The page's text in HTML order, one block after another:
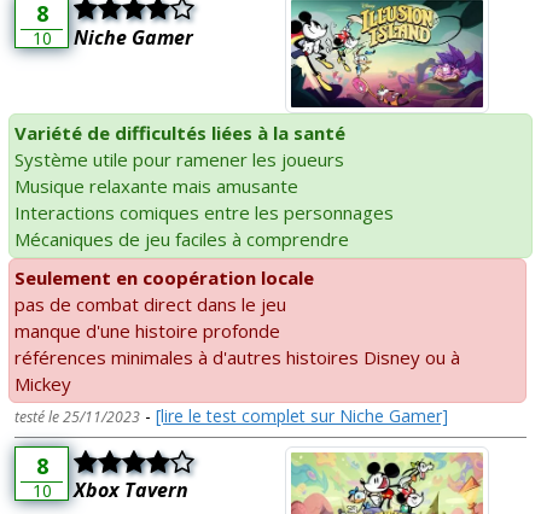
8
10 Niche Gamer
Variété de difficultés liées à la santé
Système utile pour ramener les joueurs
Musique relaxante mais amusante
Interactions comiques entre les personnages
Mécaniques de jeu faciles à comprendre
Seulement en coopération locale
pas de combat direct dans le jeu
manque d'une histoire profonde
références minimales à d'autres histoires Disney ou à
Mickey
testé le 25/11/2023 - [lire le test complet sur Niche Gamer]
8
10 Xbox Tavern